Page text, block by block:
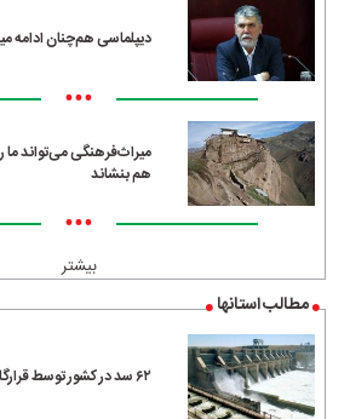
دیپلماسی هم‌چنان ادامه
•••
میراث‌فرهنگی می‌تواند ما
هم بنشاند
•••
بیشتر
مطالب استانها
۶۲ سد در کشور توسط قرارگاه خاتم احداث شده است